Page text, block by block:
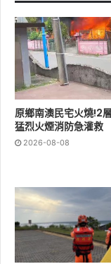
原鄉南澳民宅火燒!2
猛烈火煙消防急灌救
2026-08-08